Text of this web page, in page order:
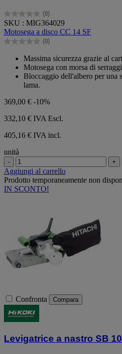
(0)
0.0
su
5
stelle.
SKU : MIG364029
Motosega a disco CC 14 SF
(0)
0.0
stelle.
Massima sicurezza grazie al
Motosega con morsa di
Bloccaggio dell'albero per una
lama.
369,00 € -10%
332,10 € IVA Escl.
405,16 € IVA incl.
unità
- +
Aggiungi al carrello
Prodotto temporaneamente non
IN SCONTO!
Confronta Compara
Levigatrice a nastro SB